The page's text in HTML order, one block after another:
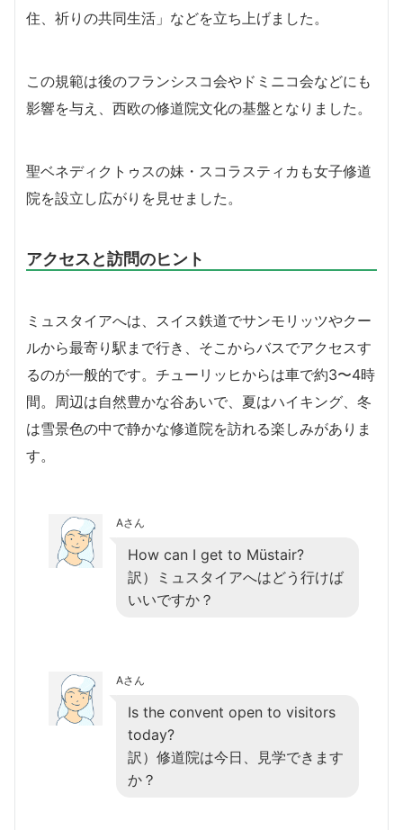
住、祈りの共同生活」などを立ち上げました。
この規範は後のフランシスコ会やドミニコ会などにも
影響を与え、西欧の修道院文化の基盤となりました。
聖ベネディクトゥスの妹・スコラスティカも女子修道
院を設立し広がりを見せました。
アクセスと訪問のヒント
ミュスタイアへは、スイス鉄道でサンモリッツやクー
ルから最寄り駅まで行き、そこからバスでアクセスす
るのが一般的です。チューリッヒからは車で約3〜4時
間。周辺は自然豊かな谷あいで、夏はハイキング、冬
は雪景色の中で静かな修道院を訪れる楽しみがありま
す。
Aさん
How can I get to Müstair?
訳）ミュスタイアへはどう行けば
いいですか？
Aさん
Is the convent open to visitors
today?
訳）修道院は今日、見学できます
か？